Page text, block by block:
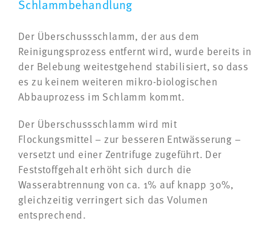
Schlammbehandlung
Der Überschussschlamm, der aus dem
Reinigungsprozess entfernt wird, wurde bereits in
der Belebung weitestgehend stabilisiert, so dass
es zu keinem weiteren mikro-biologischen
Abbauprozess im Schlamm kommt.
Der Überschussschlamm wird mit
Flockungsmittel – zur besseren Entwässerung –
versetzt und einer Zentrifuge zugeführt. Der
Feststoffgehalt erhöht sich durch die
Wasserabtrennung von ca. 1% auf knapp 30%,
gleichzeitig verringert sich das Volumen
entsprechend.